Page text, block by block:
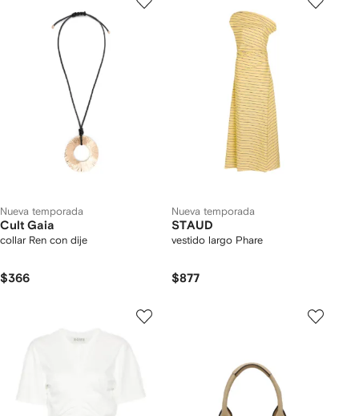
Nueva temporada
Cult Gaia
collar Ren con dije
$366
Nueva temporada
STAUD
vestido largo Phare
$877